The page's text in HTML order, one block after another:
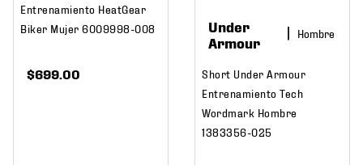
Entrenamiento HeatGear
Biker Mujer 6009998-008
$699 00
Under
Armour
Hombre
Short Under Armour
Entrenamiento Tech
Wordmark Hombre
1383356-025